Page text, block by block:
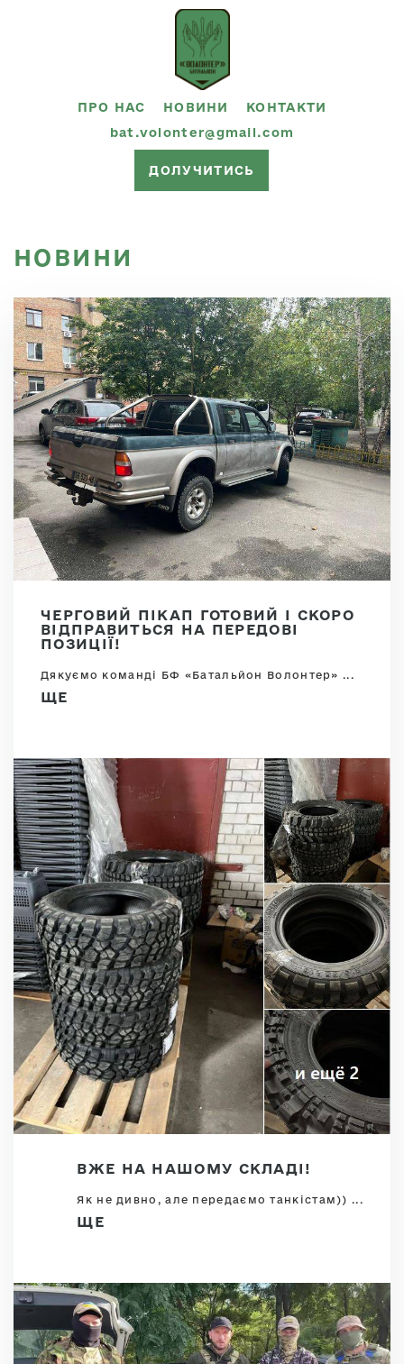
ПРО НАС НОВИНИ
КОНТАКТИ
bat.volonter@gmail.com
ДОЛУЧИТИСЬ
НОВИНИ
ЧЕРГОВИЙ ПІКАП ГОТОВИЙ І СКОРО
ВІДПРАВИТЬСЯ НА ПЕРЕДОВІ
ПОЗИЦІЇ!
Дякуємо команді БФ «Батальйон Волонтер» ...
ЩЕ
ВЖЕ НА НАШОМУ СКЛАДІ!
Як не дивно, але передаємо танкістам)) ...
ЩЕ